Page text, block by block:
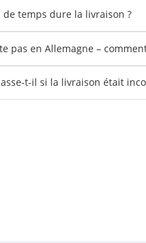
de temps dure la livraison ?
pas en Allemagne –
t-il si la livraison était